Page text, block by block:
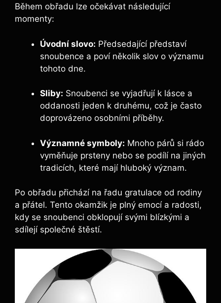
Během obřadu lze očekávat následující
momenty:
Úvodní slovo: Předsedající představí
snoubence a poví několik slov o významu
tohoto dne.
Sliby: Snoubenci se vyjadřují k lásce a
oddanosti jeden k druhému, což je často
doprovázeno osobními příběhy.
Významné symboly: Mnoho párů si rádo
vyměňuje prsteny nebo se podílí na jiných
tradicích, které mají hluboký význam.
Po obřadu přichází na řadu gratulace od rodiny
a přátel. Tento okamžik je plný emocí a radosti,
kdy se snoubenci obklopují svými blízkými a
sdílejí společné štěstí.